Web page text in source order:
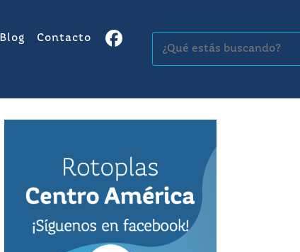
Blog Contacto Buscar: